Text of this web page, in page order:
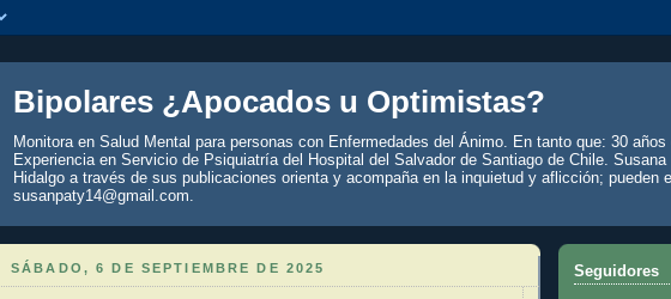
Bipolares ¿Apocados u Optimistas?
Monitora en Salud Mental para personas con Enfermedades del Ánimo. En tanto que: 30 años
Experiencia en Servicio de Psiquiatría del Hospital del Salvador de Santiago de Chile. Susana
Hidalgo a través de sus publicaciones orienta y acompaña en la inquietud y aflicción; pueden
susanpaty14@gmail.com.
SÁBADO, 6 DE SEPTIEMBRE DE 2025 Seguidores